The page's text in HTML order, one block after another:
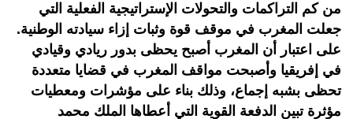
من كم التراكمات والتحولات الإستراتيجية الفعلية التي
جعلت المغرب في موقف قوة وثبات إزاء سيادته الوطنية.
على اعتبار أن المغرب أصبح يحظى بدور ريادي وقيادي
في إفريقيا وأصبحت مواقف المغرب في قضايا متعددة
تحظى بشبه إجماع، وذلك بناء على مؤشرات ومعطيات
مؤثرة تبين الدفعة القوية التي أعطاها الملك محمد